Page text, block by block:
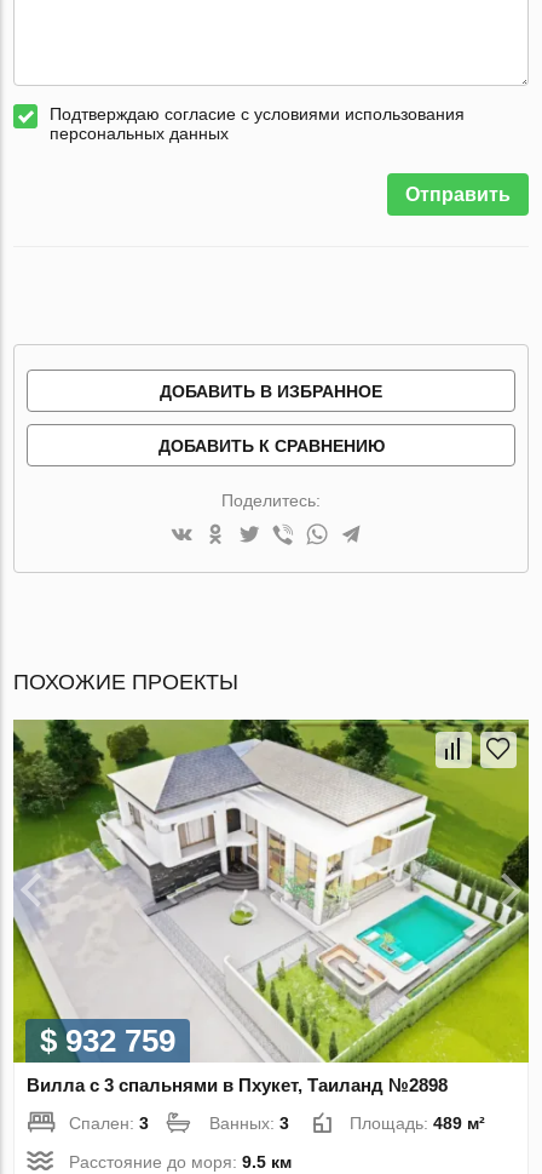
Подтверждаю согласие с условиями использования
персональных данных
Отправить
ДОБАВИТЬ В ИЗБРАННОЕ
ДОБАВИТЬ К СРАВНЕНИЮ
Поделитесь:
ПОХОЖИЕ ПРОЕКТЫ
$ 932 759
Вилла с 3 спальнями в Пхукет, Таиланд №2898
Спален:3 Ванных:3 Площадь:489 м²
Расстояние до моря:9.5 км